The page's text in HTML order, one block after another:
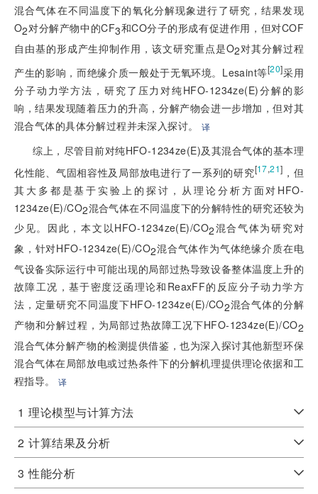
混合气体在不同温度下的氧化分解现象进行了研究，结果发现
O2对分解产物中的CF3和CO分子的形成有促进作用，但对COF
自由基的形成产生抑制作用，该文研究重点是O2对其分解过程
产生的影响，而绝缘介质一般处于无氧环境。Lesaint等[20]采用
分子动力学方法，研究了压力对纯HFO-1234ze(E)分解的影
响，结果发现随着压力的升高，分解产物会进一步增加，但对其
混合气体的具体分解过程并未深入探讨。 译
综上，尽管目前对纯HFO-1234ze(E)及其混合气体的基本理
化性能、气固相容性及局部放电进行了一系列的研究[17,21] ，但
其大多都是基于实验上的探讨，从理论分析方面对HFO-
1234ze(E)/CO2混合气体在不同温度下的分解特性的研究还较为
少见。因此，本文以HFO-1234ze(E)/CO2混合气体为研究对
象，针对HFO-1234ze(E)/CO2混合气体作为气体绝缘介质在电
气设备实际运行中可能出现的局部过热导致设备整体温度上升的
故障工况，基于密度泛函理论和ReaxFF的反应分子动力学方
法，定量研究不同温度下HFO-1234ze(E)/CO2混合气体的分解
产物和分解过程，为局部过热故障工况下HFO-1234ze(E)/CO2
混合气体分解产物的检测提供借鉴，也为深入探讨其他新型环保
混合气体在局部放电或过热条件下的分解机理提供理论依据和工
程指导。译
1 理论模型与计算方法
2 计算结果及分析
3 性能分析